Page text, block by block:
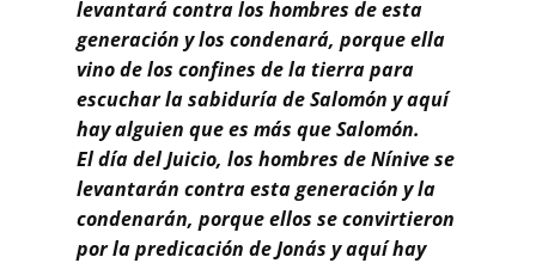
levantará contra los hombres de esta
generación y los condenará, porque ella
vino de los confines de la tierra para
escuchar la sabiduría de Salomón y aquí
hay alguien que es más que Salomón.
El día del Juicio, los hombres de Nínive se
levantarán contra esta generación y la
condenarán, porque ellos se convirtieron
por la predicación de Jonás y aquí hay